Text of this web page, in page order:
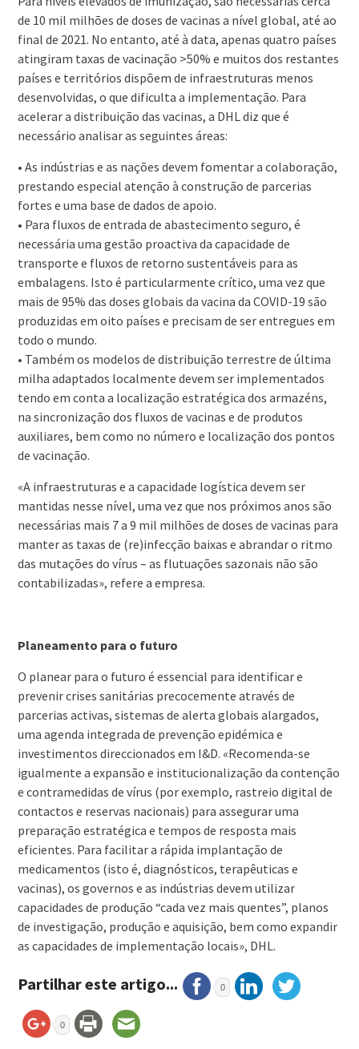
de 10 mil milhões de doses de vacinas a nível global, até ao
final de 2021. No entanto, até à data, apenas quatro países
atingiram taxas de vacinação >50% e muitos dos restantes
países e territórios dispõem de infraestruturas menos
desenvolvidas, o que dificulta a implementação. Para
acelerar a distribuição das vacinas, a DHL diz que é
necessário analisar as seguintes áreas:
• As indústrias e as nações devem fomentar a colaboração,
prestando especial atenção à construção de parcerias
fortes e uma base de dados de apoio.
• Para fluxos de entrada de abastecimento seguro, é
necessária uma gestão proactiva da capacidade de
transporte e fluxos de retorno sustentáveis para as
embalagens. Isto é particularmente crítico, uma vez que
mais de 95% das doses globais da vacina da COVID-19 são
produzidas em oito países e precisam de ser entregues em
todo o mundo.
• Também os modelos de distribuição terrestre de última
milha adaptados localmente devem ser implementados
tendo em conta a localização estratégica dos armazéns,
na sincronização dos fluxos de vacinas e de produtos
auxiliares, bem como no número e localização dos pontos
de vacinação.
«A infraestruturas e a capacidade logística devem ser
mantidas nesse nível, uma vez que nos próximos anos são
necessárias mais 7 a 9 mil milhões de doses de vacinas para
manter as taxas de (re)infecção baixas e abrandar o ritmo
das mutações do vírus – as flutuações sazonais não são
contabilizadas», refere a empresa.
Planeamento para o futuro
O planear para o futuro é essencial para identificar e
prevenir crises sanitárias precocemente através de
parcerias activas, sistemas de alerta globais alargados,
uma agenda integrada de prevenção epidémica e
investimentos direccionados em I&D. «Recomenda-se
igualmente a expansão e institucionalização da contenção
e contramedidas de vírus (por exemplo, rastreio digital de
contactos e reservas nacionais) para assegurar uma
preparação estratégica e tempos de resposta mais
eficientes. Para facilitar a rápida implantação de
medicamentos (isto é, diagnósticos, terapêuticas e
vacinas), os governos e as indústrias devem utilizar
capacidades de produção “cada vez mais quentes”, planos
de investigação, produção e aquisição, bem como expandir
as capacidades de implementação locais», DHL.
Partilhar este artigo... 0
0